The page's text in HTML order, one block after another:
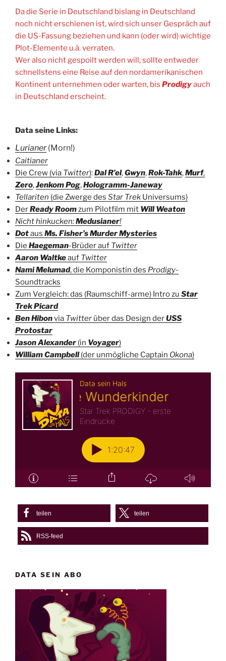
Da die Serie in Deutschland bislang in Deutschland
noch nicht erschienen ist, wird sich unser Gespräch auf
die US-Fassung beziehen und kann (oder wird) wichtige
Plot-Elemente u.ä. verraten.
Wer also nicht gespoilt werden will, sollte entweder
schnellstens eine Reise auf den nordamerikanischen
Kontinent unternehmen oder warten, bis Prodigyauch
in Deutschland erscheint.
Data seine Links:
Lurianer(Morn!)
Caitianer
Die Crew (via Twitter):Dal R’el,Gwyn,Rok-Tahk,Murf,
Zero,Jenkom Pog,Hologramm-Janeway
Tellariten (die Zwerge des Star Trek Universums)
DerReady Roomzum Pilotfilm mit Will Weaton
Nicht hinkucken:Medusianer!
Dotaus Ms. Fisher’s Murder Mysteries
Die Haegeman-Brüder auf Twitter
Aaron Waltkeauf Twitter
Nami Melumad, die Komponistin des Prodigy-
Soundtracks
Zum Vergleich: das (Raumschiff-arme) Intro zu Star
Trek Picard
Ben Hibonvia Twitter über das Design derUSS
Protostar
Jason Alexander (in Voyager)
William Campbell(der unmögliche Captain Okona)
teilen teilen
RSS-feed
DATA SEIN ABO